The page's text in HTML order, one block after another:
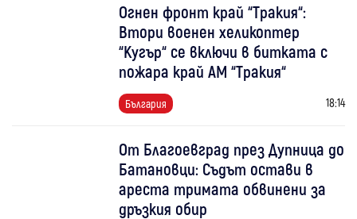
Огнен фронт край “Тракия“:
Втори военен хеликоптер
“Кугър“ се включи в битката с
пожара край АМ “Тракия“
България 18:14
От Благоевград през Дупница до
Батановци: Съдът остави в
ареста тримата обвинени за
дръзкия обир